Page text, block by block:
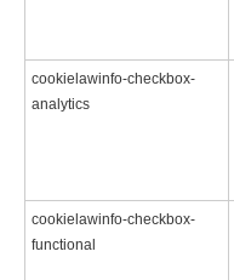
cookielawinfo-checkbox-
analytics
cookielawinfo-checkbox-
functional